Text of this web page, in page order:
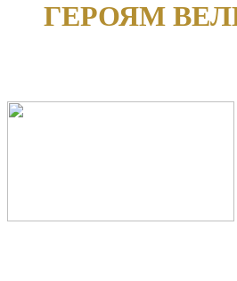
ГЕРОЯМ